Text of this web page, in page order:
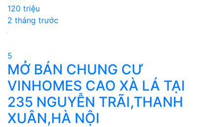
120 triệu
2 tháng trước
5
MỞ BÁN CHUNG CƯ
VINHOMES CAO XÀ LÁ TẠI
235 NGUYỄN TRÃI,THANH
XUÂN,HÀ NỘI